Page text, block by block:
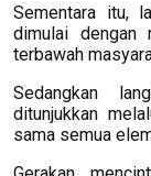
Sementara itu,
dimulai dengan
terbawah
Sedangkan
ditunjukkan
sama semua